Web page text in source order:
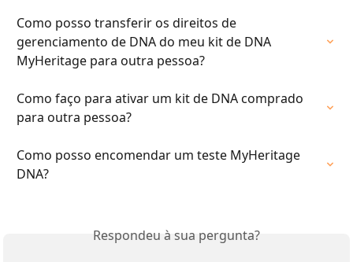
Como posso transferir os direitos de
gerenciamento de DNA do meu kit de DNA
MyHeritage para outra pessoa?
Como faço para ativar um kit de DNA comprado
para outra pessoa?
Como posso encomendar um teste MyHeritage
DNA?
Respondeu à sua pergunta?